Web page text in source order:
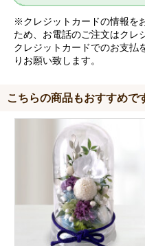
※クレジットカードの情報を
ため、お電話のご注文はクレ
クレジットカードでのお支払
りお願い致します。
こちらの商品もおすすめで